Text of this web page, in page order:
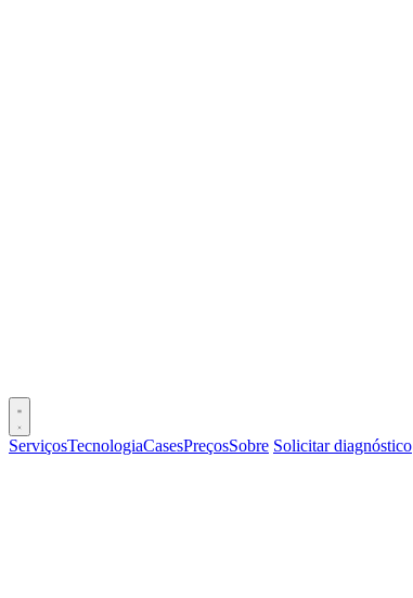
ServiçosTecnologiaCasesPreçosSobre Solicitar diagnóstico